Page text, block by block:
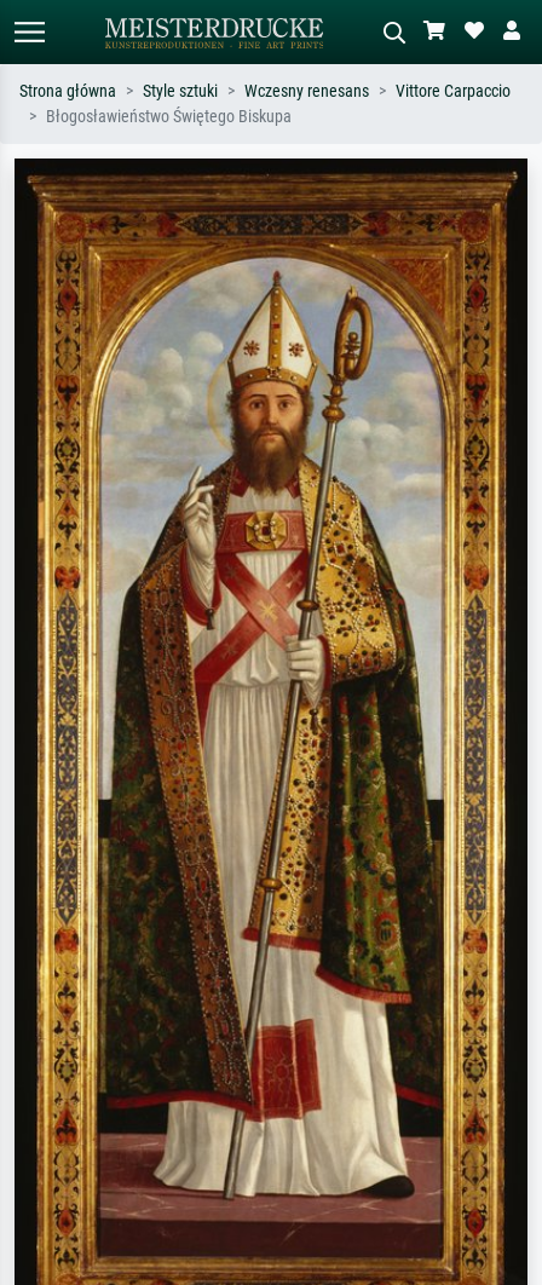
Szukaj wg artysty, tytułu lub stylu – np.
Monet, Gwiaździsta noc,
impresjonizm, fala Hokusaia, akt.
Opisz scenę – np. zielona łąka,
abstrakcja z czerwienią, ciemny olej,
stojący akt obok drzewa.
Strona główna Style sztuki Wczesny renesans
Vittore Carpaccio
Błogosławieństwo Świętego Biskupa